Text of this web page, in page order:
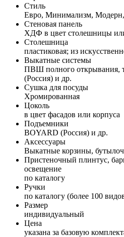
Стиль
Евро, Минимализм,
Стеновая панель
ХДФ в цвет столешницы
Столешница
пластиковая; из
Выкатные системы
ПВШ полного открывания,
(Россия) и др.
Сушка для посуды
Хромированная
Цоколь
в цвет фасадов или корпуса
Подъемники
BOYARD (Россия) и др.
Аксессуары
Выкатные корзины,
Пристеночный плинтус,
освещение
по каталогу
Ручки
по каталогу (более 100
Размер
индивидуальный
Цена
указана за базовую